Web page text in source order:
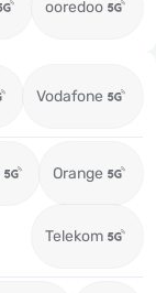
ooredoo
Vodafone
Orange
Telekom